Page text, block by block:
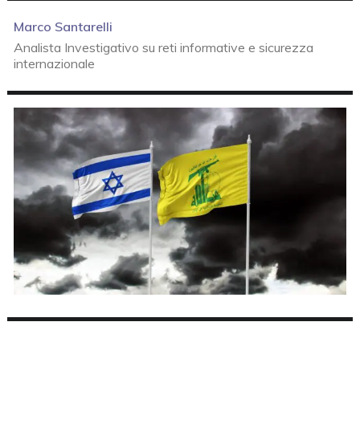
Marco Santarelli
Analista Investigativo su reti informative e sicurezza
internazionale